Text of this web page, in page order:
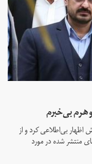
بی‌خبرم
بی‌اطلاعی کرد و از
منتشر شده در مورد